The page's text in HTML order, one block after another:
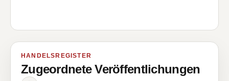
HANDELSREGISTER
Zugeordnete Veröffentlichungen